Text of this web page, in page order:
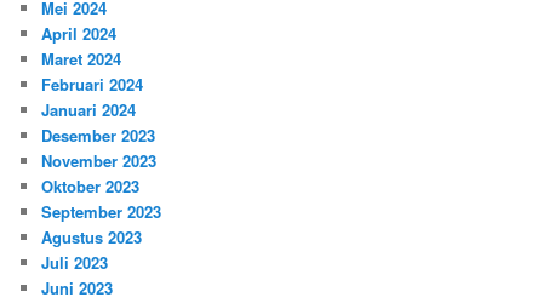
Mei 2024
April 2024
Maret 2024
Februari 2024
Januari 2024
Desember 2023
November 2023
Oktober 2023
September 2023
Agustus 2023
Juli 2023
Juni 2023